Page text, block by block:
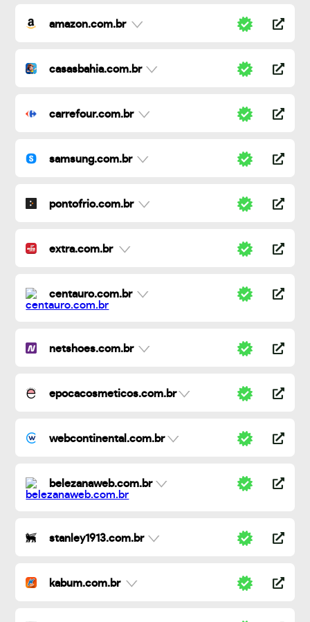
amazon.com.br
casasbahia.com.br
carrefour.com.br
samsung.com.br
pontofrio.com.br
extra.com.br
centauro.com.br
netshoes.com.br
epocacosmeticos.com.br
webcontinental.com.br
belezanaweb.com.br
stanley1913.com.br
kabum.com.br